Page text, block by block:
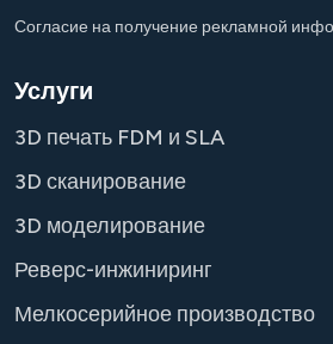
Согласие на получение рекламной
Услуги
3D печать FDM и SLA
3D сканирование
3D моделирование
Реверс-инжиниринг
Мелкосерийное производство